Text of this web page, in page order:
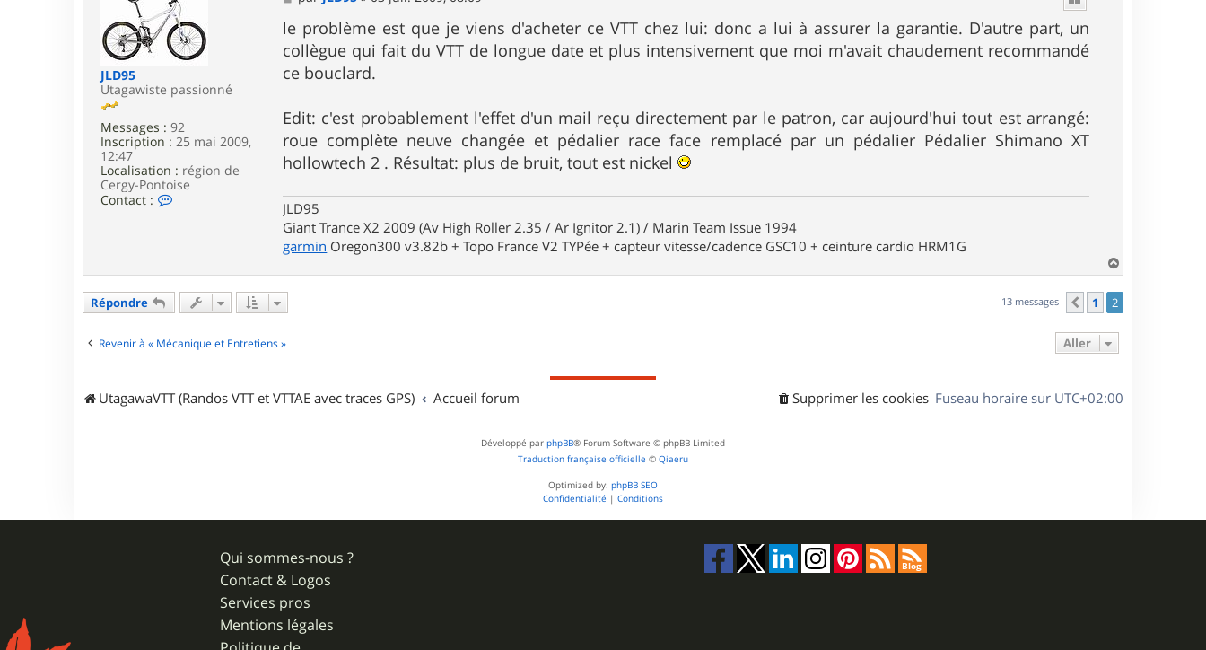
JLD95
Utagawiste passionné
Messages : 92
Inscription : 25 mai 2009,
12:47
Localisation : région de
Cergy-Pontoise
Contact :
r
L
e
s
s
a
g
e
le problème est que je viens d'acheter ce VTT chez lui: donc a lui à assurer la garantie. D'autre part, un
collègue qui fait du VTT de longue date et plus intensivement que moi m'avait chaudement recommandé
ce bouclard.
Edit: c'est probablement l'effet d'un mail reçu directement par le patron, car aujourd'hui tout est arrangé:
roue complète neuve changée et pédalier race face remplacé par un pédalier Pédalier Shimano XT
hollowtech 2 . Résultat: plus de bruit, tout est nickel
JLD95
Giant Trance X2 2009 (Av High Roller 2.35 / Ar Ignitor 2.1) / Marin Team Issue 1994
garmin Oregon300 v3.82b + Topo France V2 TYPée + capteur vitesse/cadence GSC10 + ceinture cardio HRM1G
a
u
Répondre 13 messages Précédent
1 2
Revenir à « Mécanique et Entretiens » Aller
UtagawaVTT (Randos VTT et VTTAE avec traces GPS) Accueil forum Fuseau horaire sur UTC+02:00
Supprimer les cookies
Développé par phpBB® Forum Software © phpBB Limited
Traduction française officielle © Qiaeru
Optimized by: phpBB SEO
Confidentialité | Conditions
Qui sommes-nous ?
Contact & Logos
Services pros
Mentions légales